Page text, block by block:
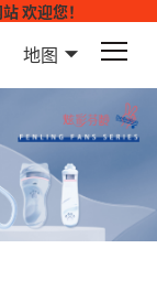
欢迎您！
地图